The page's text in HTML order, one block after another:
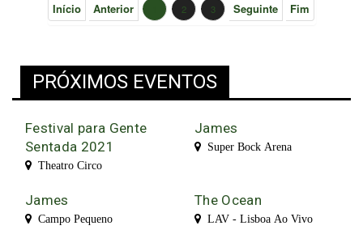
Início Anterior 2 3 Seguinte Fim
PRÓXIMOS EVENTOS
Festival para Gente
Sentada 2021
Theatro Circo
James
Super Bock Arena
James
Campo Pequeno
The Ocean
LAV - Lisboa Ao Vivo